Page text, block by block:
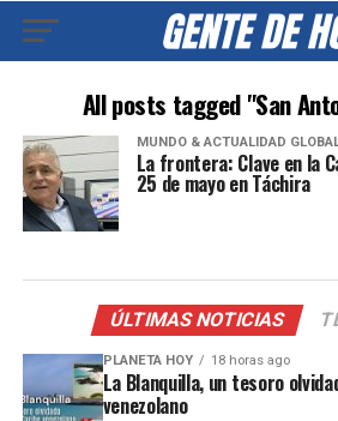
All posts tagged "San
MUNDO & ACTUALIDAD
La frontera: Clave en la
25 de mayo en Táchira
ÚLTIMAS NOTICIAS
PLANETA HOY 18 horas ago
La Blanquilla, un tesoro
venezolano